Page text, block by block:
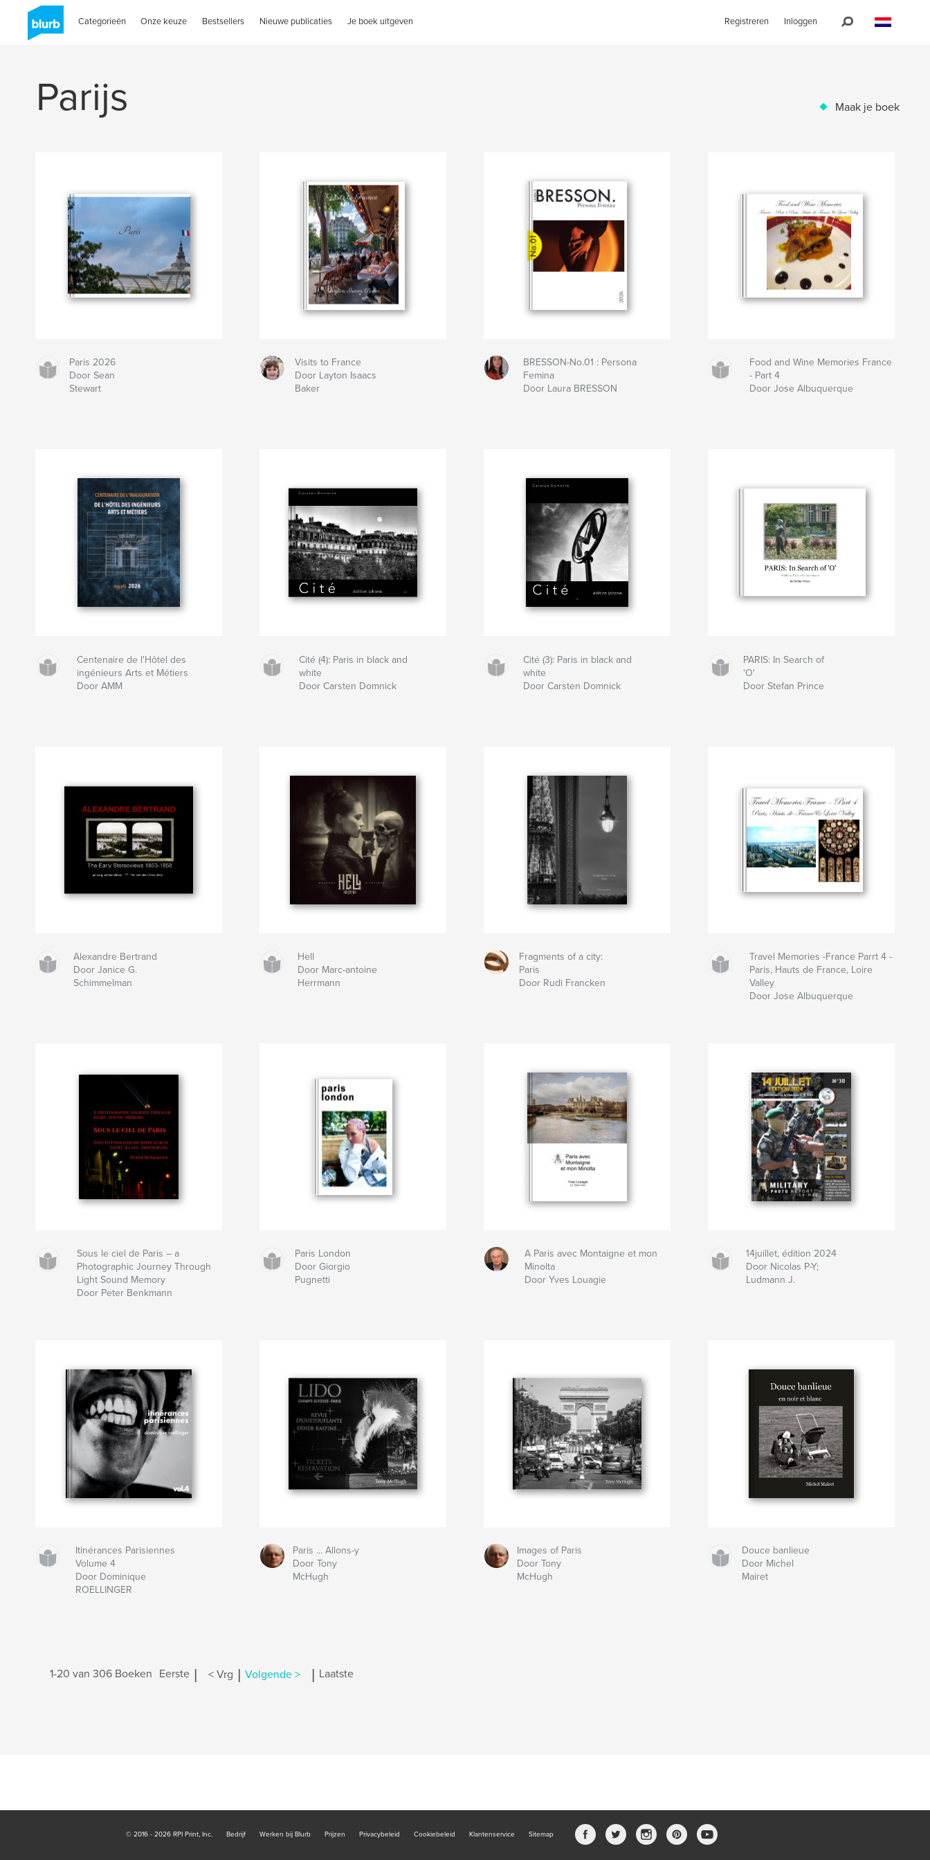
Categorieën Onze keuze Bestsellers Nieuwe publicaties Je boek uitgeven Registreren Inloggen
Parijs Maak je boek
Paris 2026
Door Sean
Stewart
Visits to France
Door Layton Isaacs
Baker
BRESSON-No.01 : Persona
Femina
Door Laura BRESSON
Food and Wine Memories France
- Part 4
Door Jose Albuquerque
Centenaire de l'Hôtel des
ingénieurs Arts et Métiers
Door AMM
Cité (4): Paris in black and
white
Door Carsten Domnick
Cité (3): Paris in black and
white
Door Carsten Domnick
PARIS: In Search of
'O'
Door Stefan Prince
Alexandre Bertrand
Door Janice G.
Schimmelman
Hell
Door Marc-antoine
Herrmann
Fragments of a city:
Paris
Door Rudi Francken
Travel Memories -France Parrt 4 -
Paris, Hauts de France, Loire
Valley
Door Jose Albuquerque
Sous le ciel de Paris – a
Photographic Journey Through
Light Sound Memory
Door Peter Benkmann
Paris London
Door Giorgio
Pugnetti
A Paris avec Montaigne et mon
Minolta
Door Yves Louagie
14juillet, édition 2024
Door Nicolas P-Y;
Ludmann J.
Itinérances Parisiennes
Volume 4
Door Dominique
ROELLINGER
Paris ... Allons-y
Door Tony
McHugh
Images of Paris
Door Tony
McHugh
Douce banlieue
Door Michel
Mairet
1-20 van 306 Boeken Eerste < Vrg Volgende > Laatste
© 2016 - 2026 RPI Print, Inc. Bedrijf Werken bij Blurb Prijzen Privacybeleid Cookiebeleid Klantenservice Sitemap